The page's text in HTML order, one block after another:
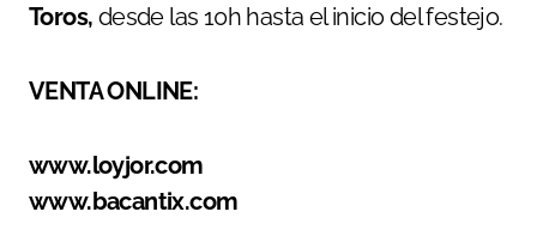
Toros, desde las 10h hasta el inicio del festejo.
VENTA ONLINE:
www.loyjor.com
www.bacantix.com